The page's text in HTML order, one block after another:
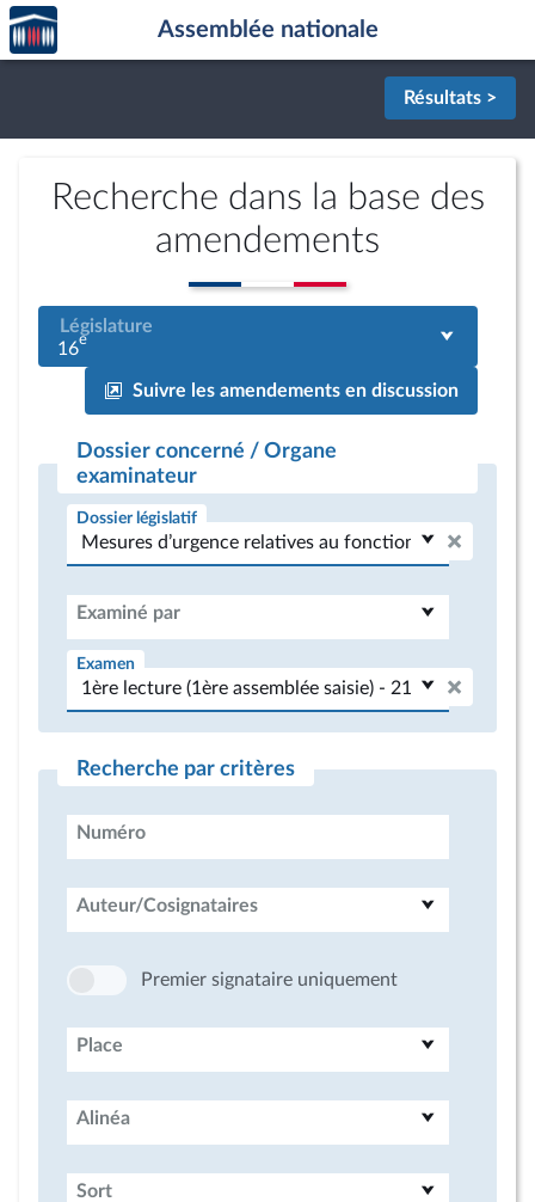
Aller au contenu
Aller en bas de la page
Accèder
à la
page
Assemblée nationale
Résultats >
Recherche dans la base des
amendements
Législature
16e
Suivre les amendements en discussion
Dossier concerné / Organe
examinateur
Dossier législatif
Examiné par
Examen
Recherche par critères
Numéro
Auteur/Cosignataires
Premier signataire uniquement
Place
Alinéa
Sort